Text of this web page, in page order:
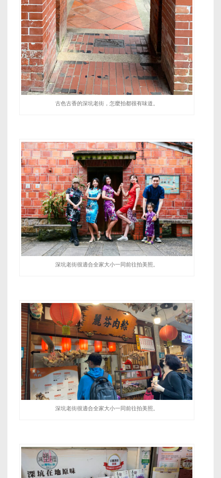
古色古香的深坑老街，怎麼拍都很有味道。
深坑老街很適合全家大小一同前往拍美照。
深坑老街很適合全家大小一同前往拍美照。